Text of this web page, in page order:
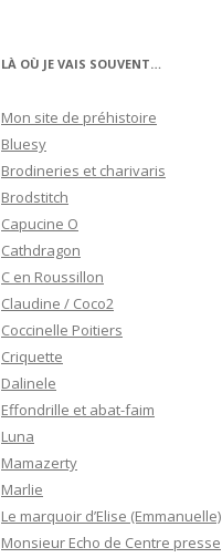
LÀ OÙ JE VAIS SOUVENT…
Mon site de préhistoire
Bluesy
Brodineries et charivaris
Brodstitch
Capucine O
Cathdragon
C en Roussillon
Claudine / Coco2
Coccinelle Poitiers
Criquette
Dalinele
Effondrille et abat-faim
Luna
Mamazerty
Marlie
Le marquoir d’Elise (Emmanuelle)
Monsieur Echo de Centre presse